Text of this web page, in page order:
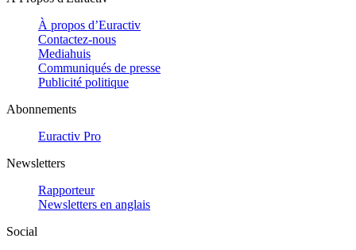
À propos d’Euractiv
Contactez-nous
Mediahuis
Communiqués de presse
Publicité politique
Abonnements
Euractiv Pro
Newsletters
Rapporteur
Newsletters en anglais
Social